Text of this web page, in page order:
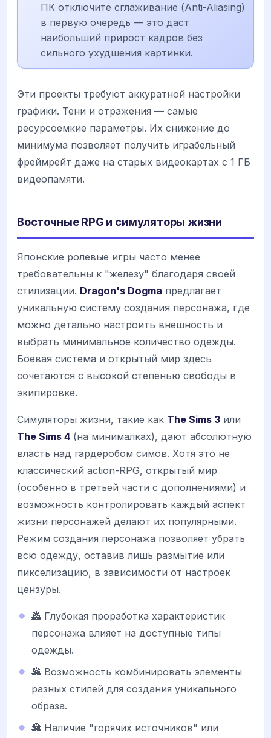
ПК отключите сглаживание (Anti-Aliasing)
в первую очередь — это даст
наибольший прирост кадров без
сильного ухудшения картинки.
Эти проекты требуют аккуратной настройки
графики. Тени и отражения — самые
ресурсоемкие параметры. Их снижение до
минимума позволяет получить играбельный
фреймрейт даже на старых видеокартах с 1 ГБ
видеопамяти.
Восточные RPG и симуляторы жизни
Японские ролевые игры часто менее
требовательны к "железу" благодаря своей
стилизации. Dragon's Dogma предлагает
уникальную систему создания персонажа, где
можно детально настроить внешность и
выбрать минимальное количество одежды.
Боевая система и открытый мир здесь
сочетаются с высокой степенью свободы в
экипировке.
Симуляторы жизни, такие как The Sims 3 или
The Sims 4 (на минималках), дают абсолютную
власть над гардеробом симов. Хотя это не
классический action-RPG, открытый мир
(особенно в третьей части с дополнениями) и
возможность контролировать каждый аспект
жизни персонажей делают их популярными.
Режим создания персонажа позволяет убрать
всю одежду, оставив лишь размытие или
пикселизацию, в зависимости от настроек
цензуры.
🏯 Глубокая проработка характеристик
персонажа влияет на доступные типы
одежды.
🏯 Возможность комбинировать элементы
разных стилей для создания уникального
образа.
🏯 Наличие "горячих источников" или